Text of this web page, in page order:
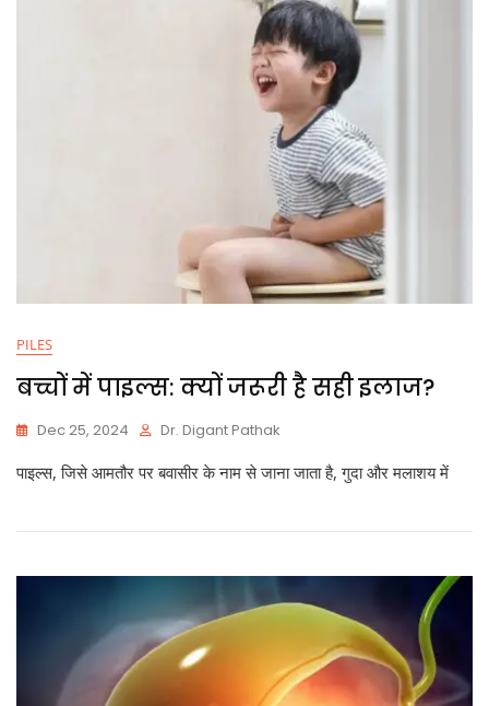
PILES
बच्चों में पाइल्स: क्यों जरूरी है सही इलाज?
Dec 25, 2024 Dr. Digant Pathak
पाइल्स, जिसे आमतौर पर बवासीर के नाम से जाना जाता है, गुदा और मलाशय में